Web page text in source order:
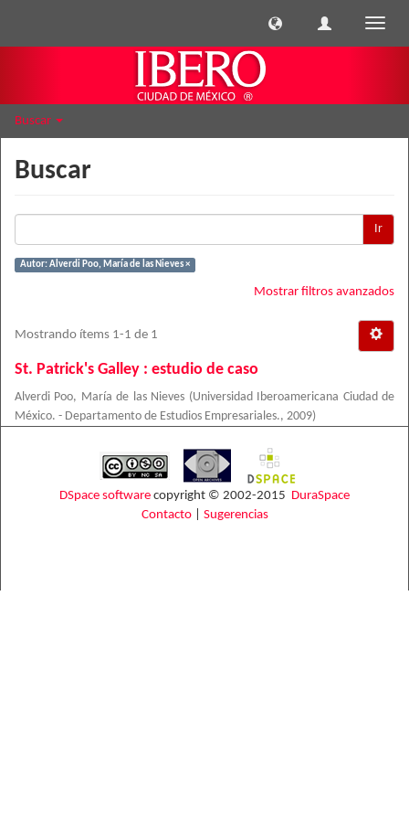
Buscar
Buscar
Ir
Autor: Alverdi Poo, María de las Nieves ×
Mostrar filtros avanzados
Mostrando ítems 1-1 de 1
St. Patrick's Galley : estudio de caso
Alverdi Poo, María de las Nieves (Universidad Iberoamericana Ciudad de
México. - Departamento de Estudios Empresariales., 2009)
DSpace software copyright © 2002-2015 DuraSpace
Contacto| Sugerencias